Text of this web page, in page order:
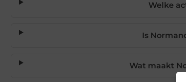
Welke
Is
Wat maakt